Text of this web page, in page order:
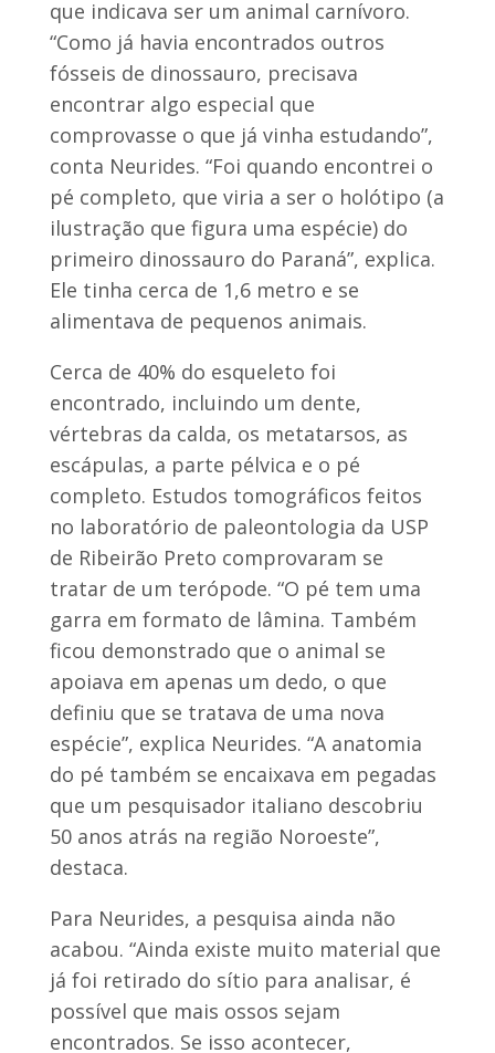
que indicava ser um animal carnívoro.
“Como já havia encontrados outros
fósseis de dinossauro, precisava
encontrar algo especial que
comprovasse o que já vinha estudando”,
conta Neurides. “Foi quando encontrei o
pé completo, que viria a ser o holótipo (a
ilustração que figura uma espécie) do
primeiro dinossauro do Paraná”, explica.
Ele tinha cerca de 1,6 metro e se
alimentava de pequenos animais.
Cerca de 40% do esqueleto foi
encontrado, incluindo um dente,
vértebras da calda, os metatarsos, as
escápulas, a parte pélvica e o pé
completo. Estudos tomográficos feitos
no laboratório de paleontologia da USP
de Ribeirão Preto comprovaram se
tratar de um terópode. “O pé tem uma
garra em formato de lâmina. Também
ficou demonstrado que o animal se
apoiava em apenas um dedo, o que
definiu que se tratava de uma nova
espécie”, explica Neurides. “A anatomia
do pé também se encaixava em pegadas
que um pesquisador italiano descobriu
50 anos atrás na região Noroeste”,
destaca.
Para Neurides, a pesquisa ainda não
acabou. “Ainda existe muito material que
já foi retirado do sítio para analisar, é
possível que mais ossos sejam
encontrados. Se isso acontecer,